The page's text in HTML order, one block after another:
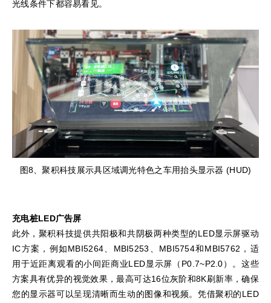
光线条件下都容易看见。
图8、聚积科技展示具区域调光特色之车用抬头显示器 (HUD)
充电桩LED广告屏
此外，聚积科技提供共阳极和共阴极两种类型的LED显示屏驱动
IC方案，例如MBI5264、MBI5253、MBI5754和MBI5762，适
用于近距离观看的小间距商业LED显示屏（P0.7~P2.0）。这些
方案具有优异的视觉效果，最高可达16位灰阶和8K刷新率，确保
您的显示器可以呈现清晰而生动的图像和视频。凭借聚积的LED